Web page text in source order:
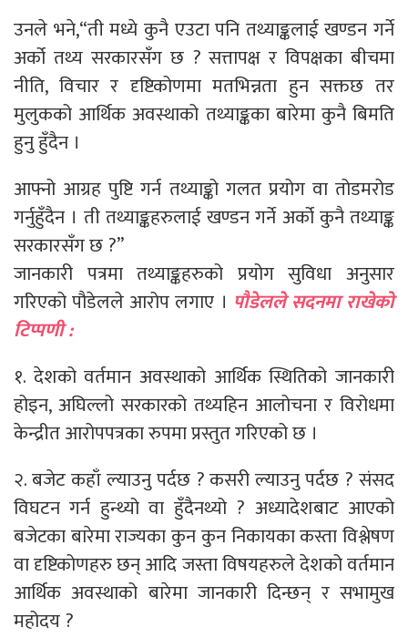
उनले भने,“ती मध्ये कुनै एउटा पनि तथ्याङ्कलाई खण्डन गर्ने
अर्को तथ्य सरकारसँग छ ? सत्तापक्ष र विपक्षका बीचमा
नीति, विचार र दृष्टिकोणमा मतभिन्नता हुन सक्तछ तर
मुलुकको आर्थिक अवस्थाको तथ्याङ्कका बारेमा कुनै बिमति
हुनु हुँदैन ।
आफ्नो आग्रह पुष्टि गर्न तथ्याङ्को गलत प्रयोग वा तोडमरोड
गर्नुहुँदैन । ती तथ्याङ्कहरुलाई खण्डन गर्ने अर्को कुनै तथ्याङ्क
सरकारसँग छ ?”
जानकारी पत्रमा तथ्याङ्कहरुको प्रयोग सुविधा अनुसार
गरिएको पौडेलले आरोप लगाए । पौडेलले सदनमा राखेको
टिप्पणी :
१. देशको वर्तमान अवस्थाको आर्थिक स्थितिको जानकारी
होइन, अघिल्लो सरकारको तथ्यहिन आलोचना र विरोधमा
केन्द्रीत आरोपपत्रका रुपमा प्रस्तुत गरिएको छ ।
२. बजेट कहाँ ल्याउनु पर्दछ ? कसरी ल्याउनु पर्दछ ? संसद
विघटन गर्न हुन्थ्यो वा हुँदैनथ्यो ? अध्यादेशबाट आएको
बजेटका बारेमा राज्यका कुन कुन निकायका कस्ता विश्लेषण
वा दृष्टिकोणहरु छन् आदि जस्ता विषयहरुले देशको वर्तमान
आर्थिक अवस्थाको बारेमा जानकारी दिन्छन् र सभामुख
महोदय ?